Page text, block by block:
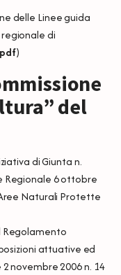
delle Linee guida
di
pdf)
del
di Giunta n.
Regionale 6 ottobre
Naturali Protette
Regolamento
attuative ed
novembre 2006 n. 14